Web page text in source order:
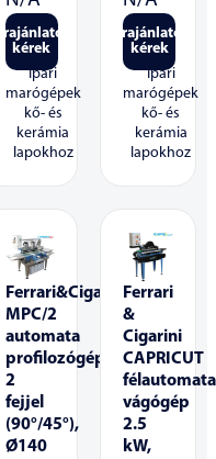
Árajánlatot
kérek
Ipari
marógépek
kő- és
kerámia
lapokhoz
Árajánlatot
kérek
Ipari
marógépek
kő- és
kerámia
lapokhoz
Ferrari&Cigarini
MPC/2
automata
profilozógép,
2
fejjel
(90°/45°),
Ø140
Ferrari
&
Cigarini
CAPRICUT
félautomata
vágógép
2.5
kW,